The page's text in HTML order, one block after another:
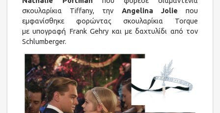
σκουλαρίκια Tiffany, την Angelina Jolie που
εμφανίσθηκε φορώντας σκουλαρίκια Torque
με υπογραφή Frank Gehry και με δαχτυλίδι από τον
Schlumberger.